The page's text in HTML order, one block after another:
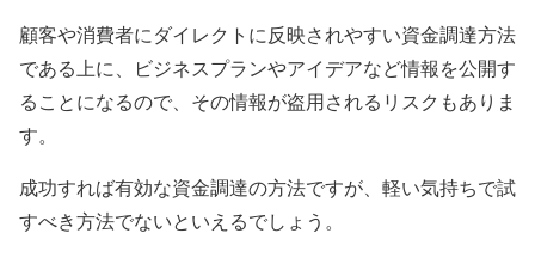
顧客や消費者にダイレクトに反映されやすい資金調達方法
である上に、ビジネスプランやアイデアなど情報を公開す
ることになるので、その情報が盗用される リスクもありま
す。
成功すれば有効な資金調達の方法ですが、軽い気持ちで試
すべき方法でないといえるでしょう。